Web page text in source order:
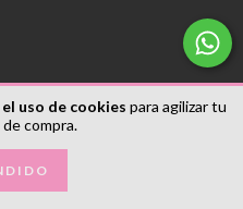
uso de cookies para agilizar tu
compra.
Libros